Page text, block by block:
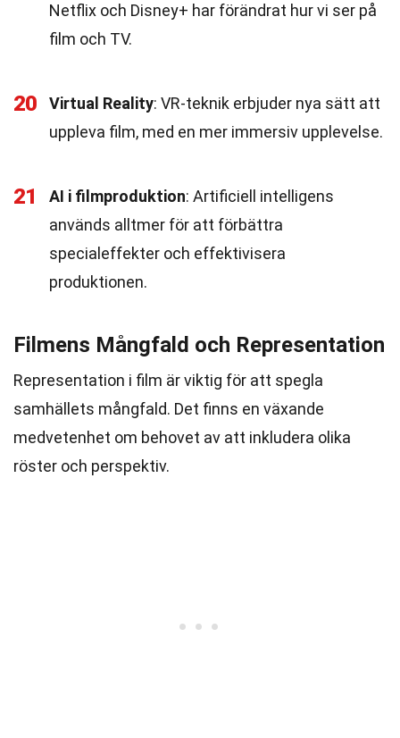
Netflix och Disney+ har förändrat hur vi ser på
film och TV.
20 Virtual Reality: VR-teknik erbjuder nya sätt att
uppleva film, med en mer immersiv upplevelse.
21 AI i filmproduktion: Artificiell intelligens
används alltmer för att förbättra
specialeffekter och effektivisera
produktionen.
Filmens Mångfald och Representation
Representation i film är viktig för att spegla
samhällets mångfald. Det finns en växande
medvetenhet om behovet av att inkludera olika
röster och perspektiv.